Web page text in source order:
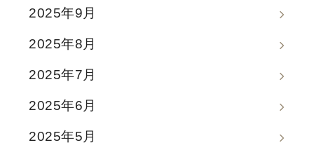
2025年9月
2025年8月
2025年7月
2025年6月
2025年5月